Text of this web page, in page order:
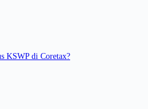
KSWP di Coretax?